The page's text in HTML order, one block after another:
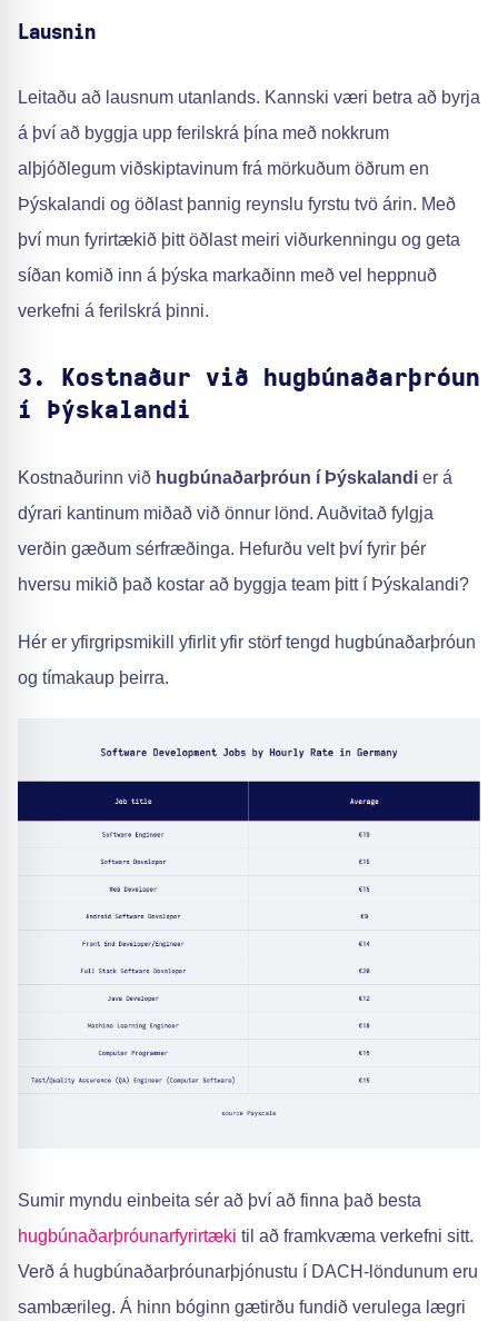
Lausnin
Leitaðu að lausnum utanlands. Kannski væri betra að byrja
á því að byggja upp ferilskrá þína með nokkrum
alþjóðlegum viðskiptavinum frá mörkuðum öðrum en
Þýskalandi og öðlast þannig reynslu fyrstu tvö árin. Með
því mun fyrirtækið þitt öðlast meiri viðurkenningu og geta
síðan komið inn á þýska markaðinn með vel heppnuð
verkefni á ferilskrá þinni.
3. Kostnaður við hugbúnaðarþróun
í Þýskalandi
Kostnaðurinn við hugbúnaðarþróun í Þýskalandi er á
dýrari kantinum miðað við önnur lönd. Auðvitað fylgja
verðin gæðum sérfræðinga. Hefurðu velt því fyrir þér
hversu mikið það kostar að byggja team þitt í Þýskalandi?
Hér er yfirgripsmikill yfirlit yfir störf tengd hugbúnaðarþróun
og tímakaup þeirra.
Sumir myndu einbeita sér að því að finna það besta
hugbúnaðarþróunarfyrirtæki til að framkvæma verkefni sitt.
Verð á hugbúnaðarþróunarþjónustu í DACH-löndunum eru
sambærileg. Á hinn bóginn gætirðu fundið verulega lægri